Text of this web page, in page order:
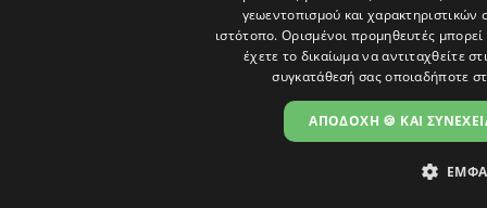
γεωεντοπισμού και χαρακτηριστικών
ιστότοπο. Ορισμένοι προμηθευτές
έχετε το δικαίωμα να αντιταχθείτε
συγκατάθεσή σας οποιαδήποτε
ΑΠΟΔΟΧΗ 🍪 ΚΑΙ